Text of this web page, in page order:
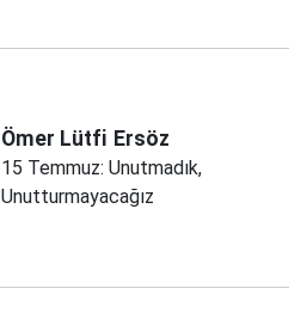
Ömer Lütfi Ersöz
15 Temmuz: Unutmadık,
Unutturmayacağız